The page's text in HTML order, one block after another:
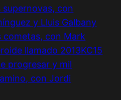
supernovas, con
y Lluis Galbany
cometas, con Mark
llamado 2013KC15
progresar y mil
con Jordi